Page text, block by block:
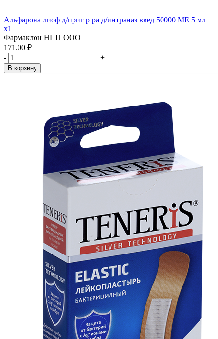
Альфарона лиоф д/приг р-ра д/интраназ введ 50000 МЕ 5 мл
x1
Фармаклон НПП ООО
171.00 ₽
-
+
В корзину